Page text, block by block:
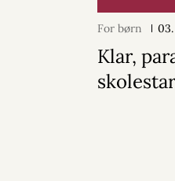
For børn
Klar,